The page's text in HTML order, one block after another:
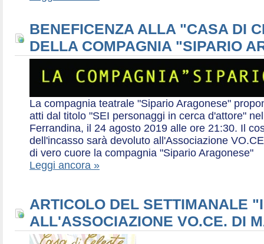
BENEFICENZA ALLA "CASA DI
DELLA COMPAGNIA "SIPARIO
La compagnia teatrale "Sipario Aragonese"
atti dal titolo "SEI personaggi in cerca d'attore"
Ferrandina, il 24 agosto 2019 alle ore 21:30. Il
dell'incasso sarà devoluto all'Associazione
di vero cuore la compagnia "Sipario Aragonese"
Leggi ancora »
ARTICOLO DEL SETTIMANALE
ALL'ASSOCIAZIONE VO.CE. DI